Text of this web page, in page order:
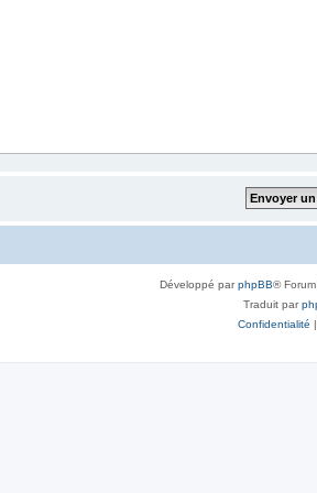
Développé parphpBB®
Traduit par
Confidentialité |